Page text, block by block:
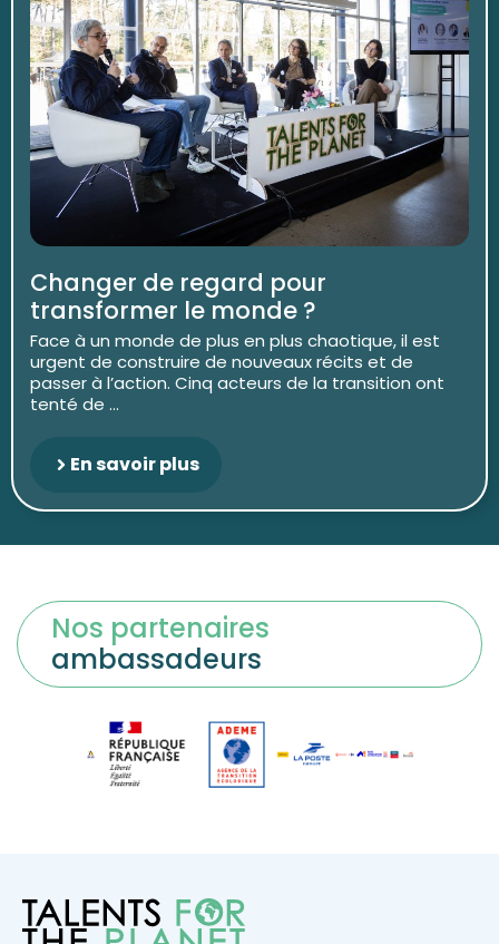
Changer de regard pour
transformer le monde ?
Face à un monde de plus en plus chaotique, il est
urgent de construire de nouveaux récits et de
passer à l’action. Cinq acteurs de la transition ont
tenté de ...
En savoir plus
Nos partenaires
ambassadeurs